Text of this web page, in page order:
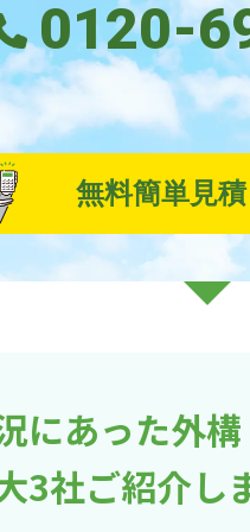
0120-
無料簡単見
にあった外
3社ご紹介し